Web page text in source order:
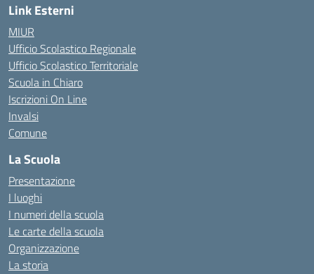
Link Esterni
MIUR
Ufficio Scolastico Regionale
Ufficio Scolastico Territoriale
Scuola in Chiaro
Iscrizioni On Line
Invalsi
Comune
La Scuola
Presentazione
I luoghi
I numeri della scuola
Le carte della scuola
Organizzazione
La storia